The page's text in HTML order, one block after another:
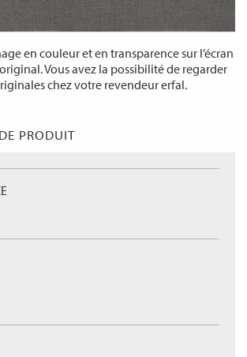
en couleur et en transparence sur l’écran
Vous avez la possibilité de regarder
chez votre revendeur erfal.
PRODUIT